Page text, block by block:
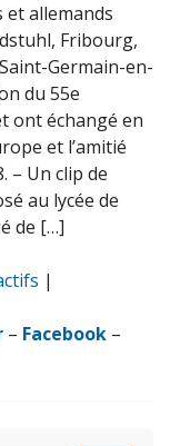
et allemands
Fribourg,
Germain-en-
du 55e
ont échangé en
et l’amitié
– Un clip de
au lycée de
de […]
|
– Facebook –